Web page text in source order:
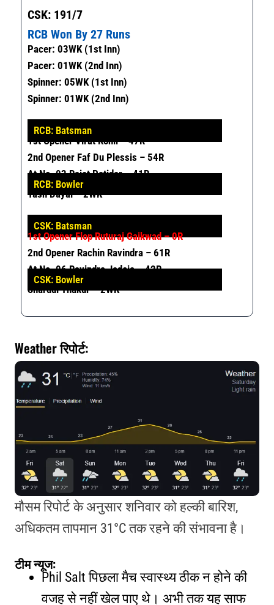
CSK: 191/7
RCB Won By 27 Runs
Pacer: 03WK (1st Inn)
Pacer: 01WK (2nd Inn)
Spinner: 05WK (1st Inn)
Spinner: 01WK (2nd Inn)
RCB: Batsman
1stOpener Virat Kohli – 47R
2nd Opener Faf Du Plessis – 54R
At No. 03 Rajat Patidar – 41R
RCB: Bowler
Yash Dayal – 2WK
CSK: Batsman
1st Opener Flop Ruturaj Gaikwad – 0R
2nd Opener Rachin Ravindra – 61R
At No. 06 Ravindra Jadeja – 42R
CSK: Bowler
Shardul Thakur – 2WK
Weather रिपोर्ट:
मौसम रिपोर्ट के अनुसार शनिवार को हल्की बारिश,
अधिकतम तापमान 31°C तक रहने की संभावना है।
टीम न्यूज:
Phil Salt पिछला मैच स्वास्थ्य ठीक न होने की
वजह से नहीं खेल पाए थे। अभी तक यह साफ